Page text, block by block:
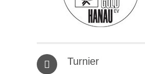
Turnier